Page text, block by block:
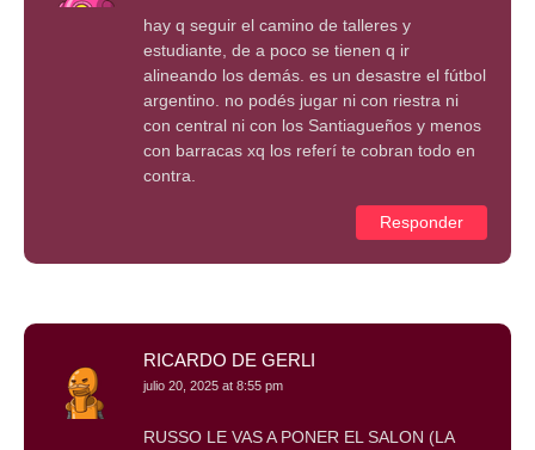
hay q seguir el camino de talleres y
estudiante, de a poco se tienen q ir
alineando los demás. es un desastre el fútbol
argentino. no podés jugar ni con riestra ni
con central ni con los Santiagueños y menos
con barracas xq los referí te cobran todo en
contra.
Responder
RICARDO DE GERLI
julio 20, 2025 at 8:55 pm
RUSSO LE VAS A PONER EL SALON (LA